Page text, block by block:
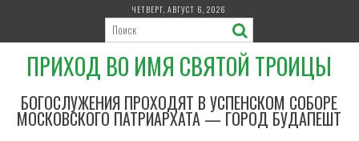
р
ЧЕТВЕРГ, АВГУСТ 6, 2026
ПРИХОД ВО ИМЯ СВЯТОЙ ТРОИЦЫ
БОГОСЛУЖЕНИЯ ПРОХОДЯТ В УСПЕНСКОМ СОБОРЕ
МОСКОВСКОГО ПАТРИАРХАТА — ГОРОД БУДАПЕШТ